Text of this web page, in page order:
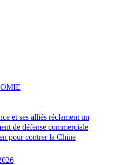
et ses alliés réclament un
de défense commerciale
pour contrer la Chine